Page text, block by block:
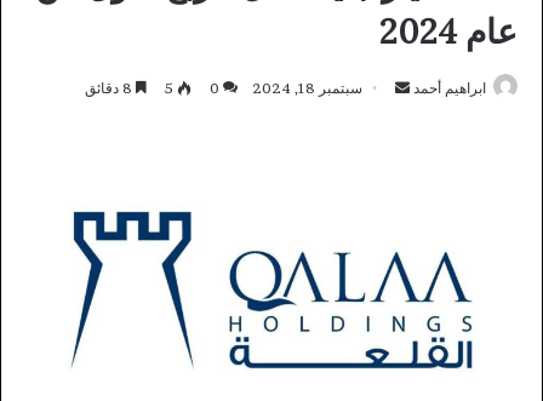
عام 2024
ابراهيم أحمد
أرسل سبتمبر 18, 2024 0
5